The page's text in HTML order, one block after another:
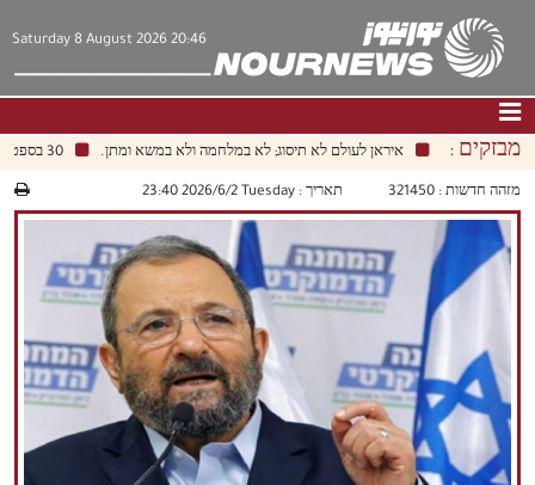
Saturday 8 August 2026 20:46
דף הבית|צור קשר|אודות
חדשות
תרבות וחברה
פוליטיקה
מולטימדיה
فارسي |
English
|العربيه |
|עברית |
русский |中文
|
מבזקים : 30 בספטמבר הוא המועד האחרון לנסיגת כוחות הקואליציה מעיראק. איראן לעולם לא תיסוג; לא במלחמה ולא במשא ומתן.
מזהה חדשות : 321450 תאריך :‫‫Tuesday‬‬ 2026/6/2 23:40